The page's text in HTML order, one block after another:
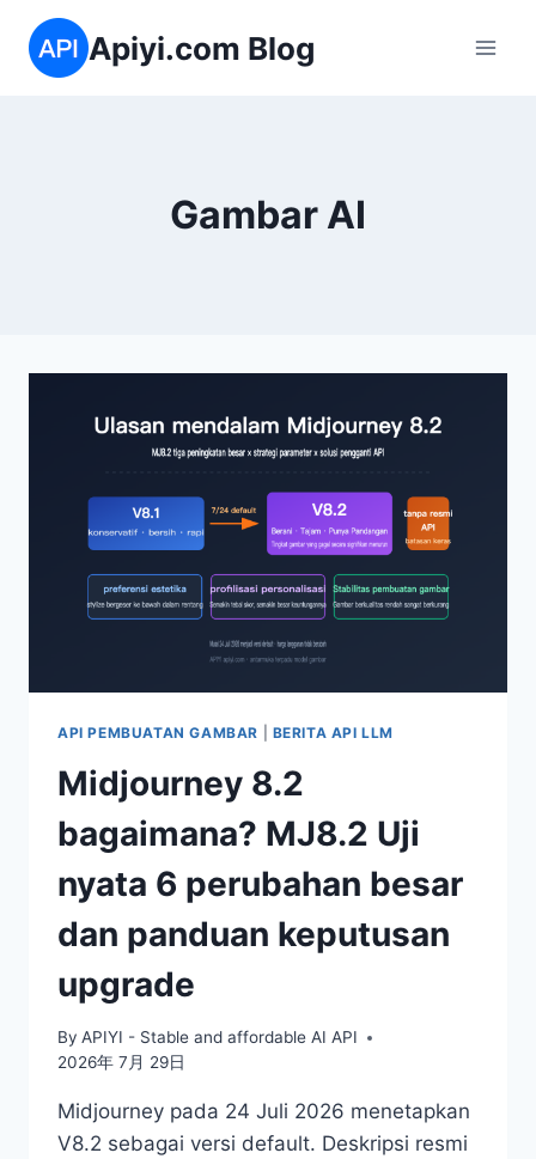
content
Apiyi.com Blog
Gambar AI
API PEMBUATAN GAMBAR BERITA API LLM
Midjourney 8.2
bagaimana? MJ8.2 Uji
nyata 6 perubahan besar
dan panduan keputusan
upgrade
By APIYI - Stable and affordable AI API
2026年 7月 29日
Midjourney pada 24 Juli 2026 menetapkan
V8.2 sebagai versi default. Deskripsi resmi